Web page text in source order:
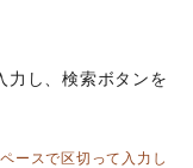
力し、検索ボタンを
ースで区切って入力し